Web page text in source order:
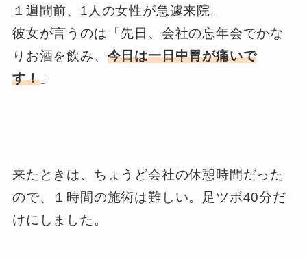
１週間前、1人の女性が急遽来院。
彼女が言うのは「先日、会社の忘年会でかな
りお酒を飲み、 今日は一日中胃が痛いで
す！」
来たときは、ちょうど会社の休憩時間だった
ので、１時間の施術は難しい。足ツボ40分だ
けにしました。